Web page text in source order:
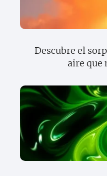
Descubre el
aire que